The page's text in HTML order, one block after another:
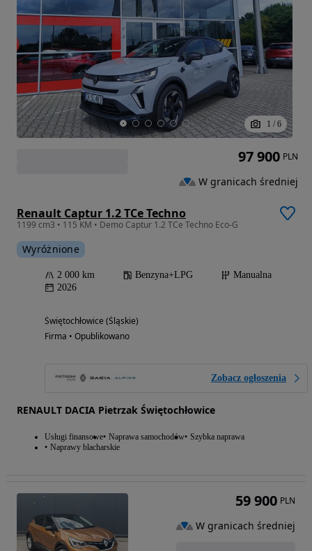
1 / 6
Renault Captur 1.2 TCe Techno
1199 cm3 • 115 KM • Demo Captur 1.2 TCe Techno Eco-G
Wyróżnione
2 000 km Benzyna+LPG
Manualna
2026
Świętochłowice (Śląskie)
Firma • Opublikowano
Zobacz ogłoszenia
RENAULT DACIA Pietrzak Świętochłowice
Usługi finansowe Naprawa samochodów Szybka naprawa
Naprawy blacharskie
97 900 PLN
W granicach średniej
59 900 PLN
W granicach średniej